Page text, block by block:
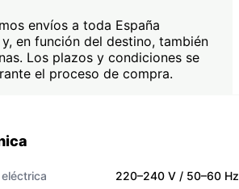
envíos a toda España
en función del destino, también
Los plazos y condiciones se
el proceso de compra.
220–240 V / 50–60 Hz